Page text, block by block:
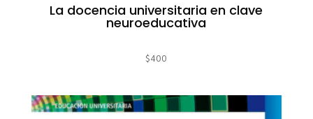
La docencia universitaria en clave
neuroeducativa
$400